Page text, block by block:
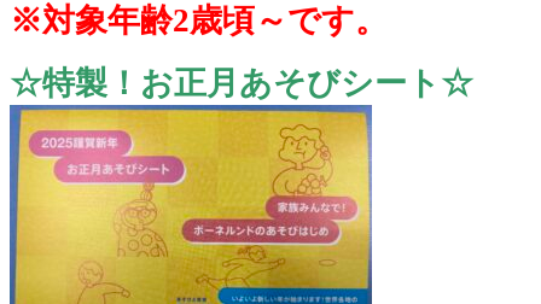
※対象年齢2歳頃～です。
☆特製！お正月あそびシート☆